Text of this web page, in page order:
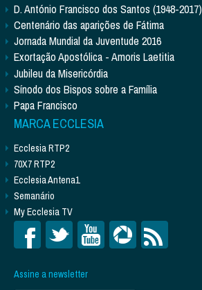
D. António Francisco dos Santos (1948-2017)
Centenário das aparições de Fátima
Jornada Mundial da Juventude 2016
Exortação Apostólica - Amoris Laetitia
Jubileu da Misericórdia
Sínodo dos Bispos sobre a Família
Papa Francisco
MARCA ECCLESIA
Ecclesia RTP2
70X7 RTP2
Ecclesia Antena1
Semanário
My Ecclesia TV
Assine a newsletter